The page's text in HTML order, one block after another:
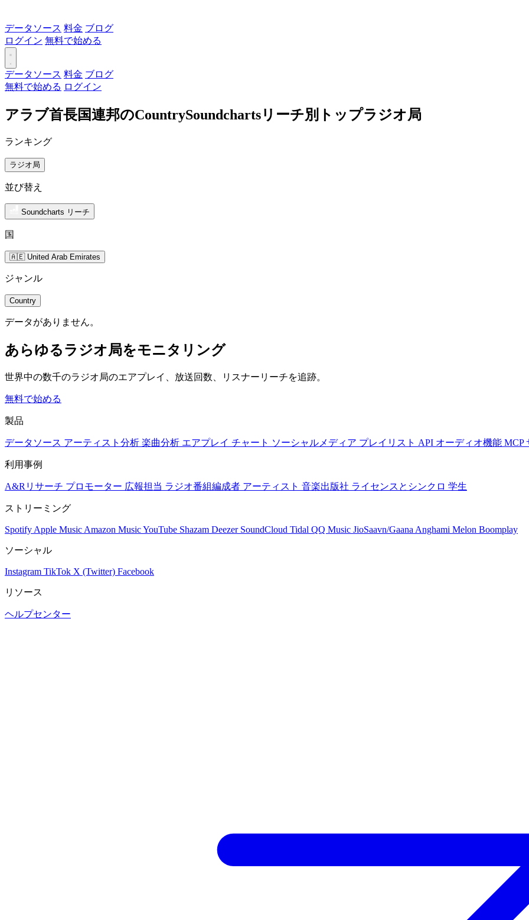
データソース 料金 ブログ
ログイン 無料で始める
データソース 料金 ブログ
無料で始める ログイン
アラブ首長国連邦のCountrySoundchartsリーチ別トップラジオ局
ランキング
ラジオ局
並び替え
Soundcharts リーチ
国
🇦🇪 United Arab Emirates
ジャンル
Country
データがありません。
あらゆるラジオ局をモニタリング
世界中の数千のラジオ局のエアプレイ、放送回数、リスナーリーチを追跡。
無料で始める
製品
データソース アーティスト分析 楽曲分析 エアプレイ チャート ソーシャルメディア プレイリスト API オーディオ機能 MCP
利用事例
A&Rリサーチ プロモーター 広報担当 ラジオ番組編成者 アーティスト 音楽出版社 ライセンスとシンクロ 学生
ストリーミング
Spotify Apple Music Amazon MusicYouTube Shazam Deezer SoundCloud Tidal QQ Music JioSaavn/Gaana Anghami Melon Boomplay
ソーシャル
Instagram TikTok X (Twitter) Facebook
リソース
ヘルプセンター